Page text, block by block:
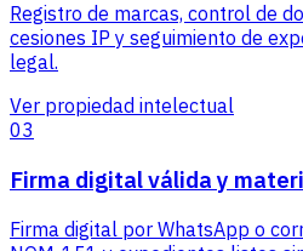
Registro de marcas, control de
cesiones IP y seguimiento de
legal.
Ver propiedad intelectual
03
Firma digital válida y
Firma digital por WhatsApp o